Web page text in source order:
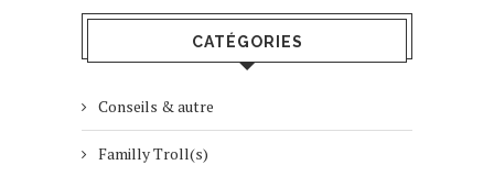
CATÉGORIES
Conseils & autre
Familly Troll(s)